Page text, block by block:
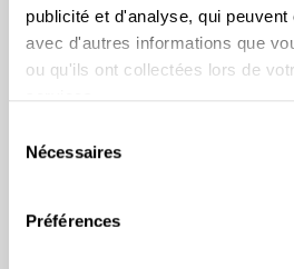
publicité et d'analyse, qui
avec d'autres informations que
ou qu'ils ont collectées lors de
Nécessaires
Préférences
des risques psychosociaux. De
d’identification de risques
sera fournie afin de bien outiller
Durée : 2 jours
Notez que le salaire des